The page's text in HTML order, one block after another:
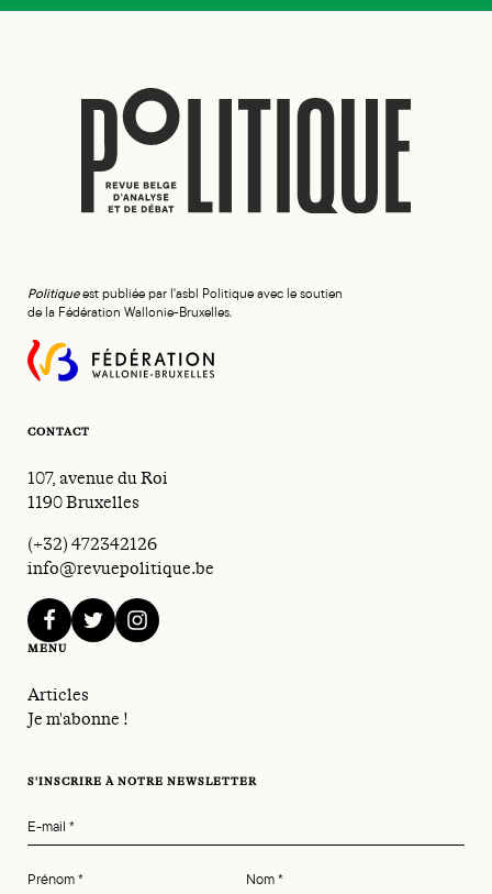
Politiqueest publiée par l'asbl Politique avec le soutien
de la Fédération Wallonie-Bruxelles.
CONTACT
107, avenue du Roi
1190 Bruxelles
(+32) 472342126
info@revuepolitique.be
facebooktwitterinstagram
MENU
Articles
Je m'abonne !
S'INSCRIRE À NOTRE NEWSLETTER
E-mail *
Prénom* Nom*